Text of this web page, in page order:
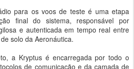
para os voos de teste é uma etapa
final do sistema, responsável por
e autenticada em tempo real entre
solo da Aeronáutica.
a Kryptus é encarregada por todo o
de comunicação e da camada de